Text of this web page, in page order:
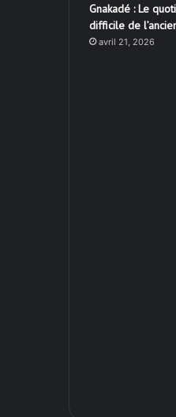
Gnakadé : Le
difficile de
avril 21, 2026